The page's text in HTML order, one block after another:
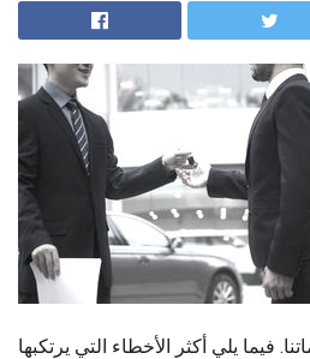
فيما يلي أكثر الأخطاء التي يرتكبها